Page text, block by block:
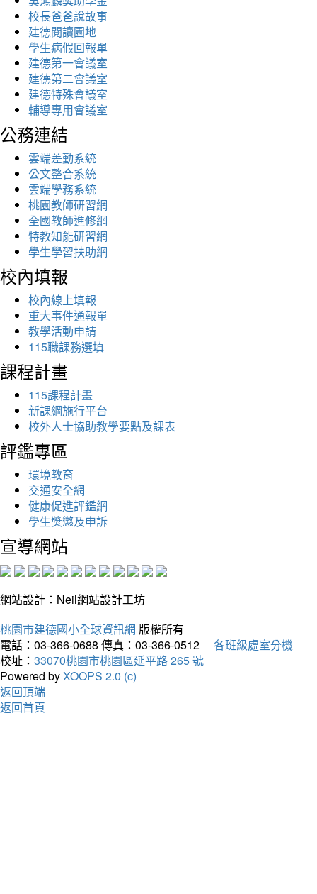
校長爸爸說故事
建德閱讀園地
學生病假回報單
建德第一會議室
建德第二會議室
建德特殊會議室
輔導專用會議室
公務連結
雲端差勤系統
公文整合系統
雲端學務系統
桃園教師研習網
全國教師進修網
特教知能研習網
學生學習扶助網
校內填報
校內線上填報
重大事件通報單
教學活動申請
115職課務選填
課程計畫
115課程計畫
新課綱施行平台
校外人士協助教學要點及課表
評鑑專區
環境教育
交通安全網
健康促進評鑑網
學生獎懲及申訴
宣導網站
網站設計：Neil網站設計工坊
桃園市建德國小全球資訊網 版權所有
電話：03-366-0688 傳真：03-366-0512
各班級處室分機
校址： 33070桃園市桃園區延平路 265 號
Powered byXOOPS 2.0 (c)
返回頂端
返回首頁